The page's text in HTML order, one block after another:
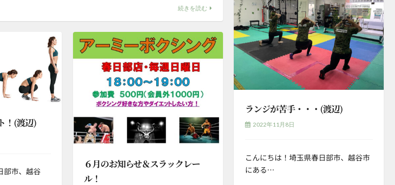
続きを読む
ランジが苦手・・・(渡辺)
2022年11月8日
こんにちは！埼玉県春日部市、越谷市
にある…
！(渡辺)
部市、越谷
６月のお知らせ＆スラックレー
ル！